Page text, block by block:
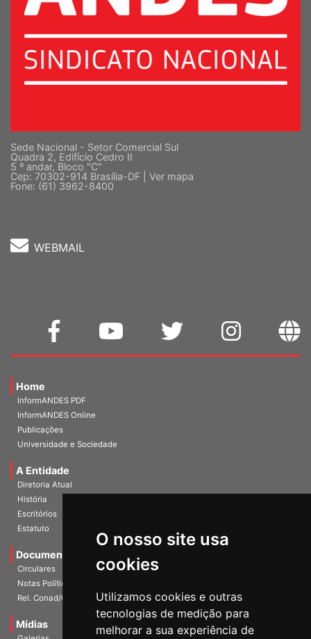
O nosso site usa
cookies
Utilizamos cookies e outras
tecnologias de medição para
melhorar a sua experiência de
Sede Nacional - Setor Comercial Sul
Quadra 2, Edifício Cedro II
5 º andar, Bloco "C"
Cep: 70302-914 Brasília-DF | Ver mapa
Fone: (61) 3962-8400
WEBMAIL
Home
InformANDES PDF
InformANDES Online
Publicações
Universidade e Sociedade
A Entidade
Diretoria Atual
História
Escritórios
Estatuto
Documentos
Circulares
Notas Políticas
Rel. Conad/Congresso
Mídias